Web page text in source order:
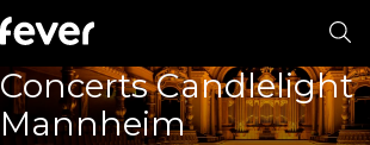
Concerts Candlelight
Mannheim